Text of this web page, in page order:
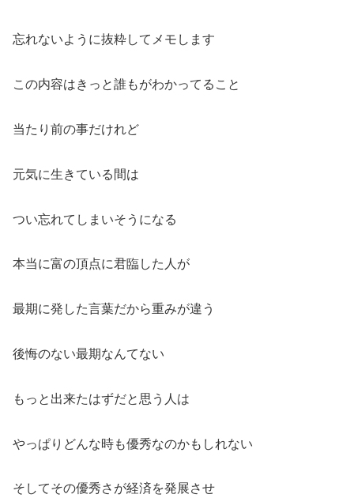
忘れないように抜粋してメモします
この内容はきっと誰もがわかってること
当たり前の事だけれど
元気に生きている間は
つい忘れてしまいそうになる
本当に富の頂点に君臨した人が
最期に発した言葉だから重みが違う
後悔のない最期なんてない
もっと出来たはずだと思う人は
やっぱりどんな時も優秀なのかもしれない
そしてその優秀さが経済を発展させ